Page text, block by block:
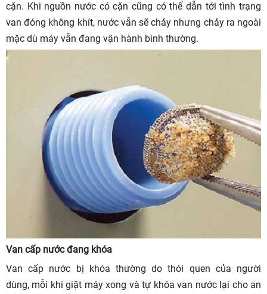
cặn. Khi nguồn nước có cặn cũng có thể dẫn tới tình trạng
van đóng không khít, nước vẫn sẽ chảy nhưng chảy ra ngoài
mặc dù máy vẫn đang vận hành bình thường.
Van cấp nước đang khóa
Van cấp nước bị khóa thường do thói quen của người
dùng, mỗi khi giặt máy xong và tự khóa van nước lại cho an